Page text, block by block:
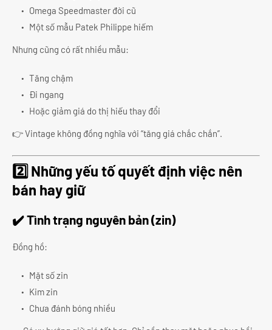
Omega Speedmaster đời cũ
Một số mẫu Patek Philippe hiếm
Nhưng cũng có rất nhiều mẫu:
Tăng chậm
Đi ngang
Hoặc giảm giá do thị hiếu thay đổi
👉 Vintage không đồng nghĩa với “tăng giá chắc chắn”.
2️⃣ Những yếu tố quyết định việc nên
bán hay giữ
✔️ Tình trạng nguyên bản (zin)
Đồng hồ:
Mặt số zin
Kim zin
Chưa đánh bóng nhiều